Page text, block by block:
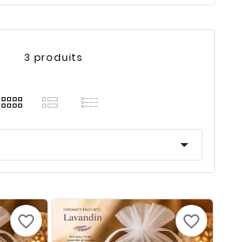
3 produits

favorite_border favorite_border